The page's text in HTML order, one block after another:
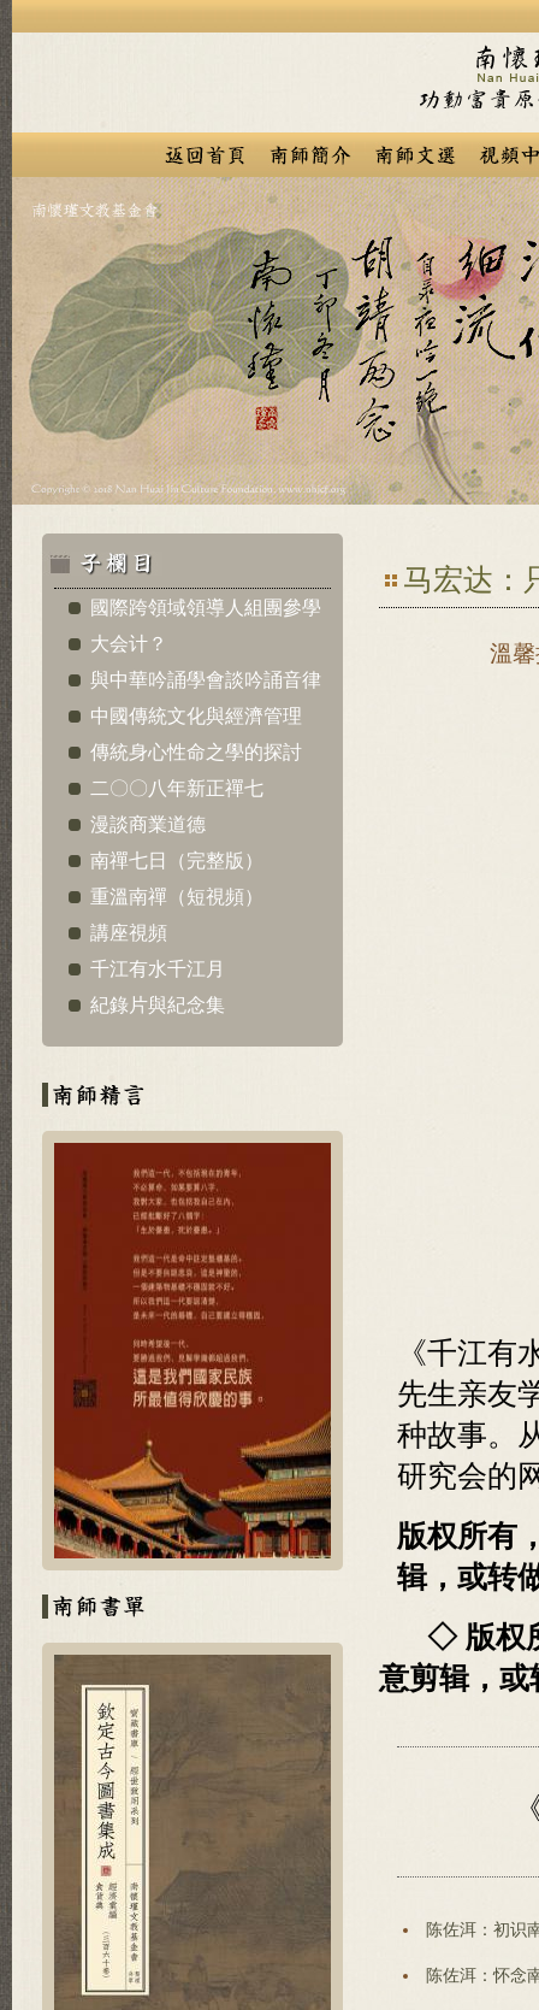
國際跨領域領導人組團參學
大会计？
與中華吟誦學會談吟誦音律
中國傳統文化與經濟管理
傳統身心性命之學的探討
二〇〇八年新正禪七
漫談商業道德
南禪七日（完整版）
重溫南禪（短視頻）
講座視頻
千江有水千江月
紀錄片與紀念集
马宏达：
溫
《千江有
先生亲友
种故事。
研究会的
版权所有
辑，或转
◇ 版权
意剪辑，或
陈佐洱：初识
陈佐洱：怀念